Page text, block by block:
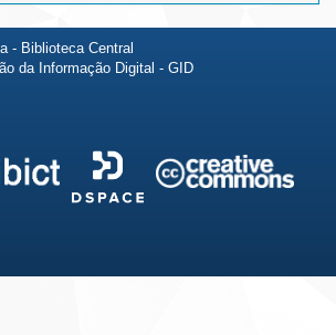
- Biblioteca Central
da Informação Digital - GID